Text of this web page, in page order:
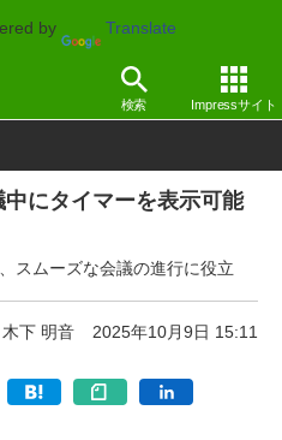
by Translate
検索 Impressサイト
Webサービス
にタイマーを表示可能
スムーズな会議の進行に役立
木下 明音 2025年10月9日 15:11